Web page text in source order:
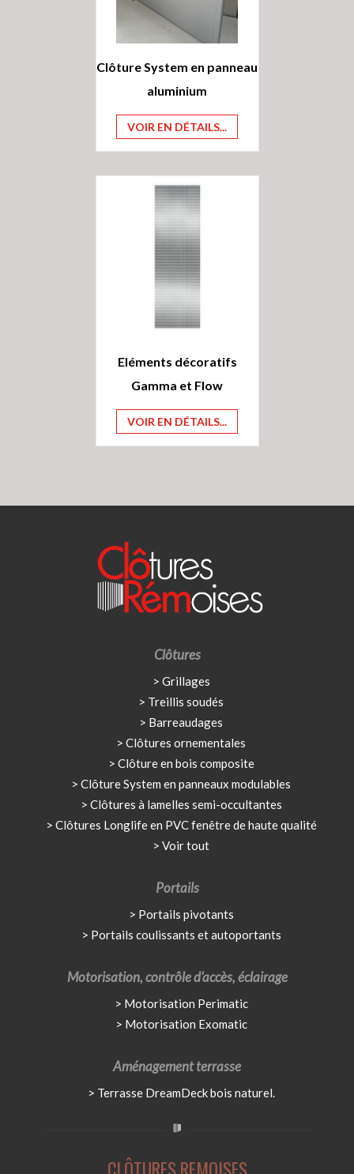
Clôture System en panneau
aluminium
VOIR EN DÉTAILS...
Eléments décoratifs
Gamma et Flow
VOIR EN DÉTAILS...
Clôtures
Grillages
Treillis soudés
Barreaudages
Clôtures ornementales
Clôture en bois composite
Clôture System en panneaux modulables
Clôtures à lamelles semi-occultantes
Clôtures Longlife en PVC fenêtre de haute qualité
Voir tout
Portails
Portails pivotants
Portails coulissants et autoportants
Motorisation, contrôle d’accès, éclairage
Motorisation Perimatic
Motorisation Exomatic
Aménagement terrasse
Terrasse DreamDeck bois naturel.